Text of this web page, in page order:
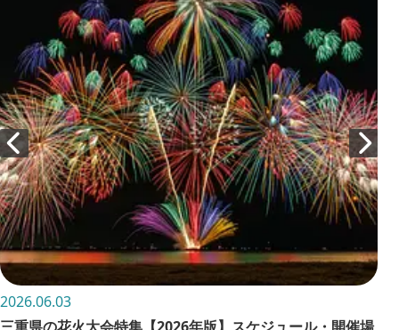
2026.06.03